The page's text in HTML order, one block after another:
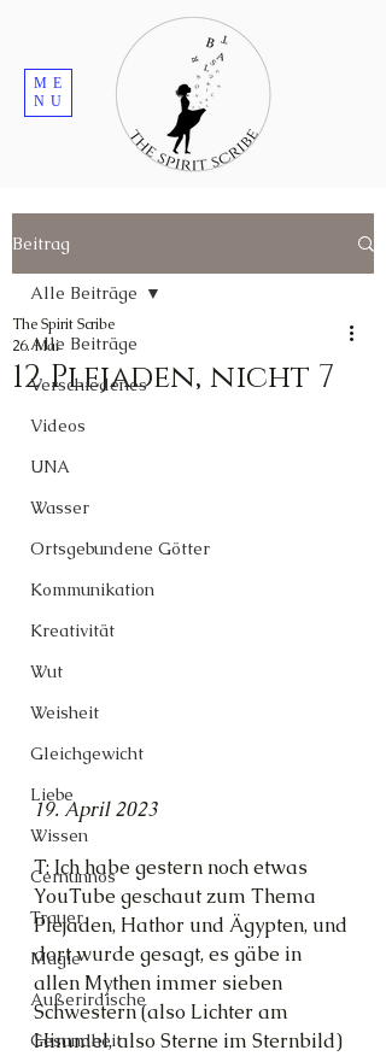
ME
NU
Beitrag
Alle Beiträge
Verschiedenes
Videos
UNA
Wasser
Ortsgebundene Götter
Kommunikation
Kreativität
Wut
Weisheit
Gleichgewicht
Liebe
Wissen
Cernunnos
Trauer
Magie
Außerirdische
Gesundheit
Alle Beiträge
12 Plejaden, nicht 7
The Spirit Scribe
26. Mai
19. April 2023
T: Ich habe gestern noch etwas
YouTube geschaut zum Thema
Plejaden, Hathor und Ägypten, und
dort wurde gesagt, es gäbe in
allen Mythen immer sieben
Schwestern (also Lichter am
Himmel, also Sterne im Sternbild)